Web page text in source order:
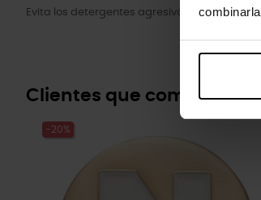
Evita los detergentes agresivos. Seca en un
Clientes que
-20%